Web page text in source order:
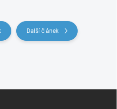
Další článek